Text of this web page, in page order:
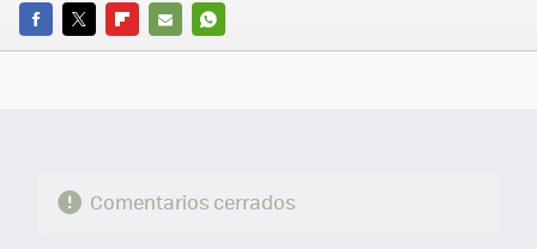
FACEBOOK
TWITTERFLIPBOARD
E-
WHATSAPP
Comentarios cerrados